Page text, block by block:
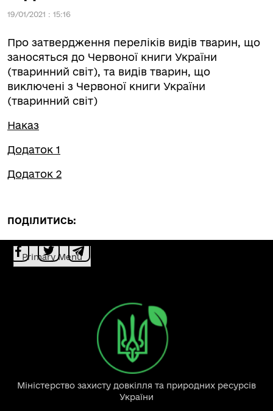
19/01/2021 : 15:16
Про затвердження переліків видів тварин, що
заносяться до Червоної книги України
(тваринний світ), та видів тварин, що
виключені з Червоної книги України
(тваринний світ)
Наказ
Додаток 1
Додаток 2
ПОДІЛИТИСЬ:
Primary Menu
Міністерство захисту довкілля та природних ресурсів
України